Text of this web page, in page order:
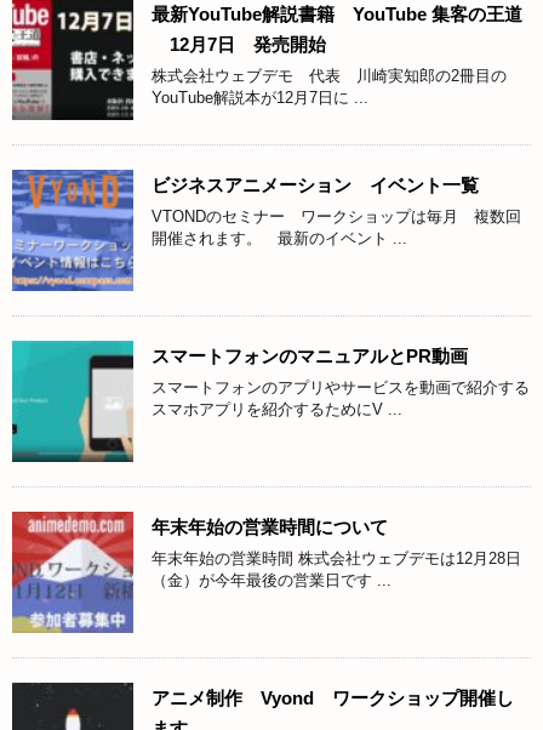
最新YouTube解説書籍 YouTube 集客の王道
12月7日 発売開始
株式会社ウェブデモ 代表 川崎実知郎の2冊目の
YouTube解説本が12月7日に ...
ビジネスアニメーション イベント一覧
VTONDのセミナー ワークショップは毎月 複数回
開催されます。 最新のイベント ...
スマートフォンのマニュアルとPR動画
スマートフォンのアプリやサービスを動画で紹介する
スマホアプリを紹介するためにV ...
年末年始の営業時間について
年末年始の営業時間 株式会社ウェブデモは12月28日
（金）が今年最後の営業日です ...
アニメ制作 Vyond ワークショップ開催し